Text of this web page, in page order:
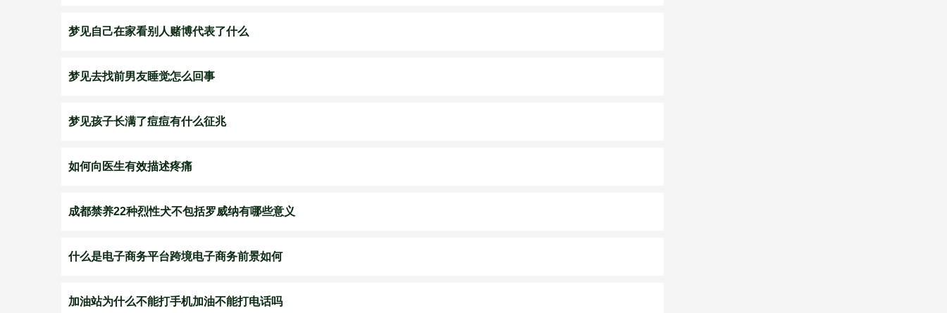
梦见自己在家看别人赌博代表了什么
梦见去找前男友睡觉怎么回事
梦见孩子长满了痘痘有什么征兆
如何向医生有效描述疼痛
成都禁养22种烈性犬不包括罗威纳有哪些意义
什么是电子商务平台跨境电子商务前景如何
加油站为什么不能打手机加油不能打电话吗